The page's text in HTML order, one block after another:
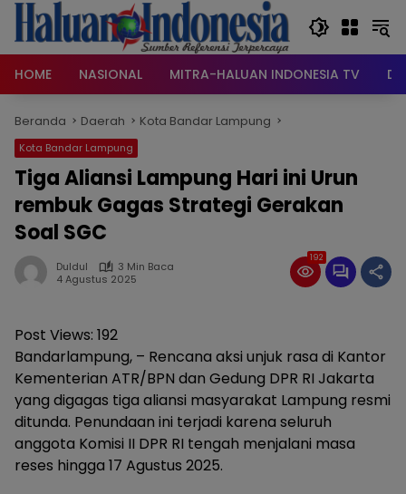
Langsung
konten
HOME
NASIONAL MITRA-HALUAN INDONESIA TV
Beranda Daerah Kota Bandar Lampung
Kota Bandar Lampung
Tiga Aliansi Lampung Hari ini Urun
rembuk Gagas Strategi Gerakan
Soal SGC
Duldul
3 Min Baca
4 Agustus 2025
192
Post Views: 192
Bandarlampung, – Rencana aksi unjuk rasa di Kantor
Kementerian ATR/BPN dan Gedung DPR RI Jakarta
yang digagas tiga aliansi masyarakat Lampung resmi
ditunda. Penundaan ini terjadi karena seluruh
anggota Komisi II DPR RI tengah menjalani masa
reses hingga 17 Agustus 2025.